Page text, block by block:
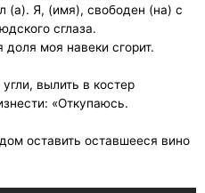
(а). Я, (имя), свободен (на) с
сглаза.
доля моя навеки сгорит.
вылить в костер
«Откупаюсь.
оставить оставшееся вино